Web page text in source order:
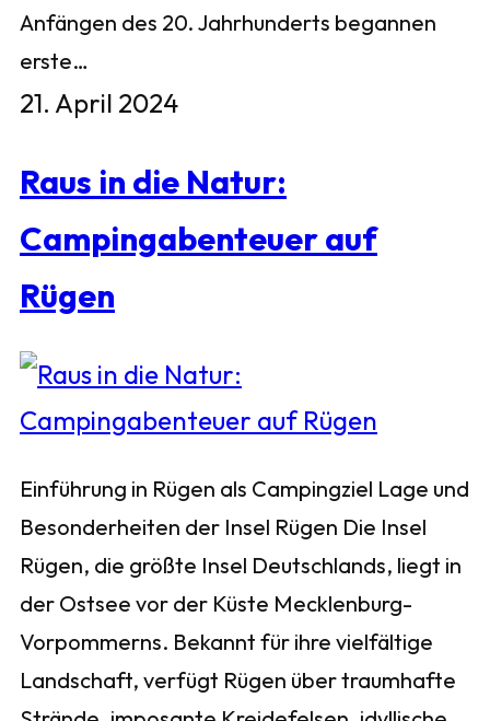
Anfängen des 20. Jahrhunderts begannen
erste…
21. April 2024
Raus in die Natur:
Campingabenteuer auf
Rügen
Einführung in Rügen als Campingziel Lage und
Besonderheiten der Insel Rügen Die Insel
Rügen, die größte Insel Deutschlands, liegt in
der Ostsee vor der Küste Mecklenburg-
Vorpommerns. Bekannt für ihre vielfältige
Landschaft, verfügt Rügen über traumhafte